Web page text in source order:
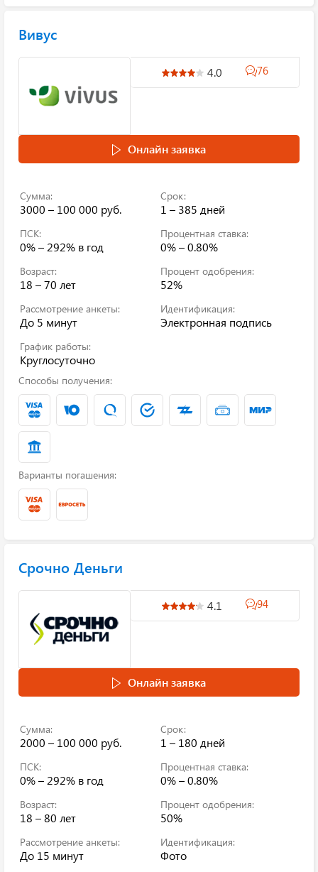
Вивус
4.0 76
Онлайн заявка
Сумма:
3000 – 100 000 руб.
Срок:
1 – 385 дней
ПСК:
0% – 292% в год
Процентная ставка:
0% – 0.80%
Возраст:
18 – 70 лет
Процент одобрения:
52%
Рассмотрение анкеты:
До 5 минут
Идентификация:
Электронная подпись
График работы:
Круглосуточно
Способы получения:
Варианты погашения:
Срочно Деньги
4.1 94
Онлайн заявка
Сумма:
2000 – 100 000 руб.
Срок:
1 – 180 дней
ПСК:
0% – 292% в год
Процентная ставка:
0% – 0.80%
Возраст:
18 – 80 лет
Процент одобрения:
50%
Рассмотрение анкеты:
До 15 минут
Идентификация:
Фото